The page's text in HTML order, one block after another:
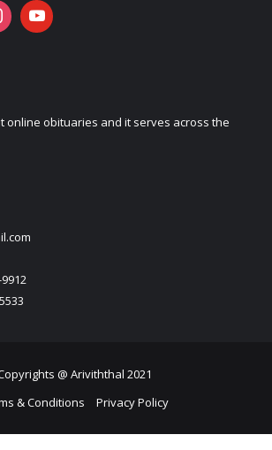
online obituaries and it serves across the
@ Ariviththal 2021
& Conditions
Privacy Policy